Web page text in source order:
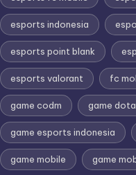
esports indonesia
esports point blank
esports valorant fc
game codm game
game esports indonesia
game mobile game